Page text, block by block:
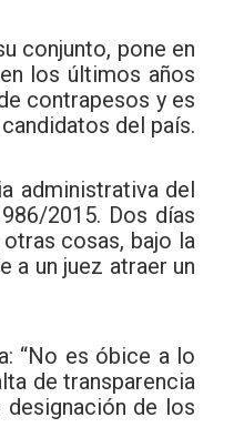
conjunto, pone en
los últimos años
contrapesos y es
del país.
administrativa del
2015. Dos días
cosas, bajo la
a un juez atraer un
“No es óbice a lo
de transparencia
de los